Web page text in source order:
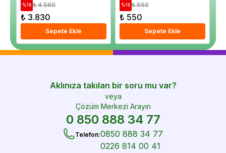
%16 ₺ 4.560
₺ 3.830
Sepete Ekle
%15 ₺ 650
₺ 550
Sepete Ekle
Aklınıza takılan bir soru mu var?
veya
Çözüm Merkezi Arayın
0 850 888 34 77
Telefon:0850 888 34 77
0226 814 00 41